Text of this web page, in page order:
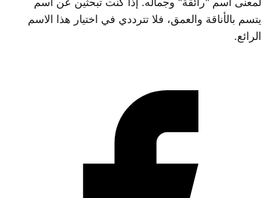
يتسم بالأناقة والعمق، فلا تترددي في اختيار هذا الاسم
الرائع.